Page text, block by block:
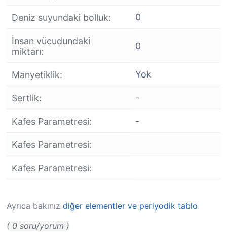
Deniz suyundaki bolluk: 0
İnsan vücudundaki
miktarı:
0
Manyetiklik: Yok
Sertlik: -
Kafes Parametresi: -
Kafes Parametresi:
Kafes Parametresi:
Ayrıca bakınız diğer elementler ve periyodik tablo
( 0 soru/yorum )